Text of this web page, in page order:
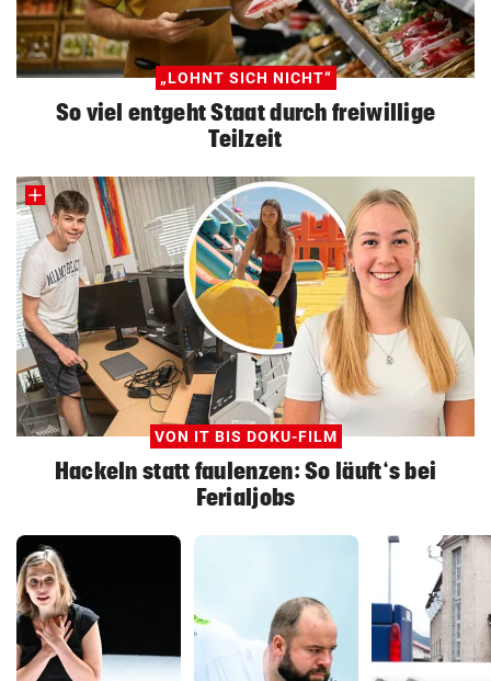
„LOHNT SICH NICHT“
So viel entgeht Staat durch freiwillige
Teilzeit
VON IT BIS DOKU-FILM
Hackeln statt faulenzen: So läuft‘s bei
Ferialjobs